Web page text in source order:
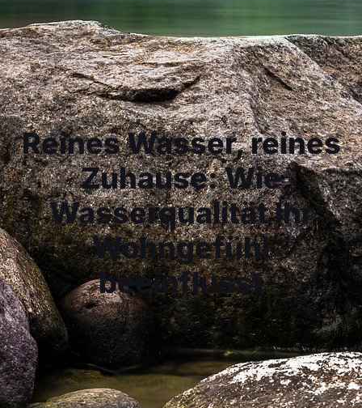
Reines Wasser, reines
Zuhause: Wie
Wasserqualität Ihr
Wohngefühl
beeinflusst